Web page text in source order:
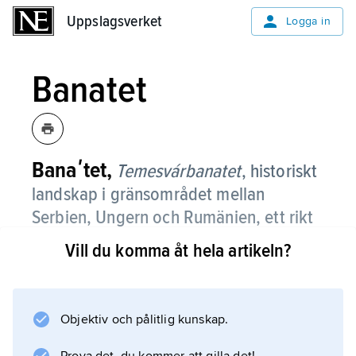
Uppslagsverket Logga in
Banatet
Banaʹtet, Temesvárbanatet, historiskt
landskap i gränsområdet mellan
Serbien, Ungern och Rumänien, ett rikt
jordbruksland med tidigt utnyttjade
tillgångar av kol och järnmalm, beläget
Som gränsland mellan Ungern och Osmanska
Vill du komma åt hela artikeln?
Objektiv och pålitlig kunskap.